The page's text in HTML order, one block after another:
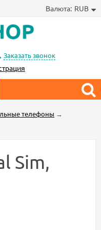
Валюта: RUB
Заказать звонок
телефоны →
Sim,